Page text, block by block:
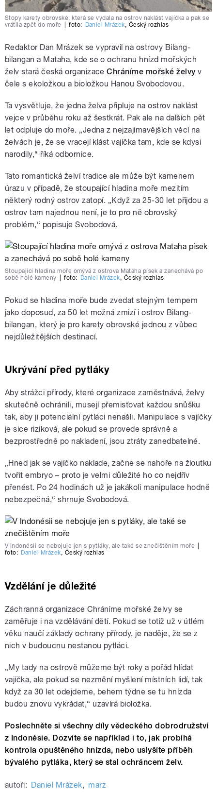
Stopy karety obrovské, která se vydala na ostrov naklást vajíčka a pak se
vrátila zpět do moře
foto: Daniel Mrázek, Český rozhlas
Redaktor Dan Mrázek se vypravil na ostrovy Bilang-
bilangan a Mataha, kde se o ochranu hnízd mořských
želv stará česká organizaceChráníme mořské želvy v
čele s ekoložkou a bioložkou Hanou Svobodovou.
Ta vysvětluje, že jedna želva připluje na ostrov naklást
vejce v průběhu roku až šestkrát. Pak ale na dalších pět
let odpluje do moře. „Jedna z nejzajímavějších věcí na
želvách je, že se vracejí klást vajíčka tam, kde se kdysi
narodily,“ říká odbornice.
Tato romantická želví tradice ale může být kamenem
úrazu v případě, že stoupající hladina moře mezitím
některý rodný ostrov zatopí. „Když za 25-30 let přijdou a
ostrov tam najednou není, je to pro ně obrovský
problém,“ popisuje Svobodová.
Stoupající hladina moře omývá z ostrova Mataha písek a zanechává po
sobě holé kameny
foto: Daniel Mrázek, Český rozhlas
Pokud se hladina moře bude zvedat stejným tempem
jako doposud, za 50 let možná zmizí i ostrov Bilang-
bilangan, který je pro karety obrovské jednou z vůbec
nejdůležitějších destinací.
Ukrývání před pytláky
Aby strážci přírody, které organizace zaměstnává, želvy
skutečně ochránili, musejí přemisťovat každou snůšku
tak, aby ji potenciální pytláci nenašli. Manipulace s vajíčky
je sice riziková, ale pokud se provede správně a
bezprostředně po nakladení, jsou ztráty zanedbatelné.
„Hned jak se vajíčko naklade, začne se nahoře na žloutku
tvořit embryo – proto je velmi důležité ho co nejdřív
přenést. Po 24 hodinách už je jakákoli manipulace hodně
nebezpečná,“ shrnuje Svobodová.
V Indonésii se nebojuje jen s pytláky, ale také se znečištěním moře
foto: Daniel Mrázek, Český rozhlas
Vzdělání je důležité
Záchranná organizace Chráníme mořské želvy se
zaměřuje i na vzdělávání dětí. Pokud se totiž už v útlém
věku naučí základy ochrany přírody, je naděje, že se z
nich v budoucnu nestanou pytláci.
„My tady na ostrově můžeme být roky a pořád hlídat
vajíčka, ale pokud se nezmění myšlení místních lidí, tak
když za 30 let odejdeme, behem týdne se tu hnízda
budou znovu vykrádat,“ uzavírá bioložka.
Poslechněte si všechny díly vědeckého dobrodružství
z Indonésie. Dozvíte se například i to, jak probíhá
kontrola opuštěného hnízda, nebo uslyšíte příběh
bývalého pytláka, který se stal ochráncem želv.
autoři: Daniel Mrázek, marz